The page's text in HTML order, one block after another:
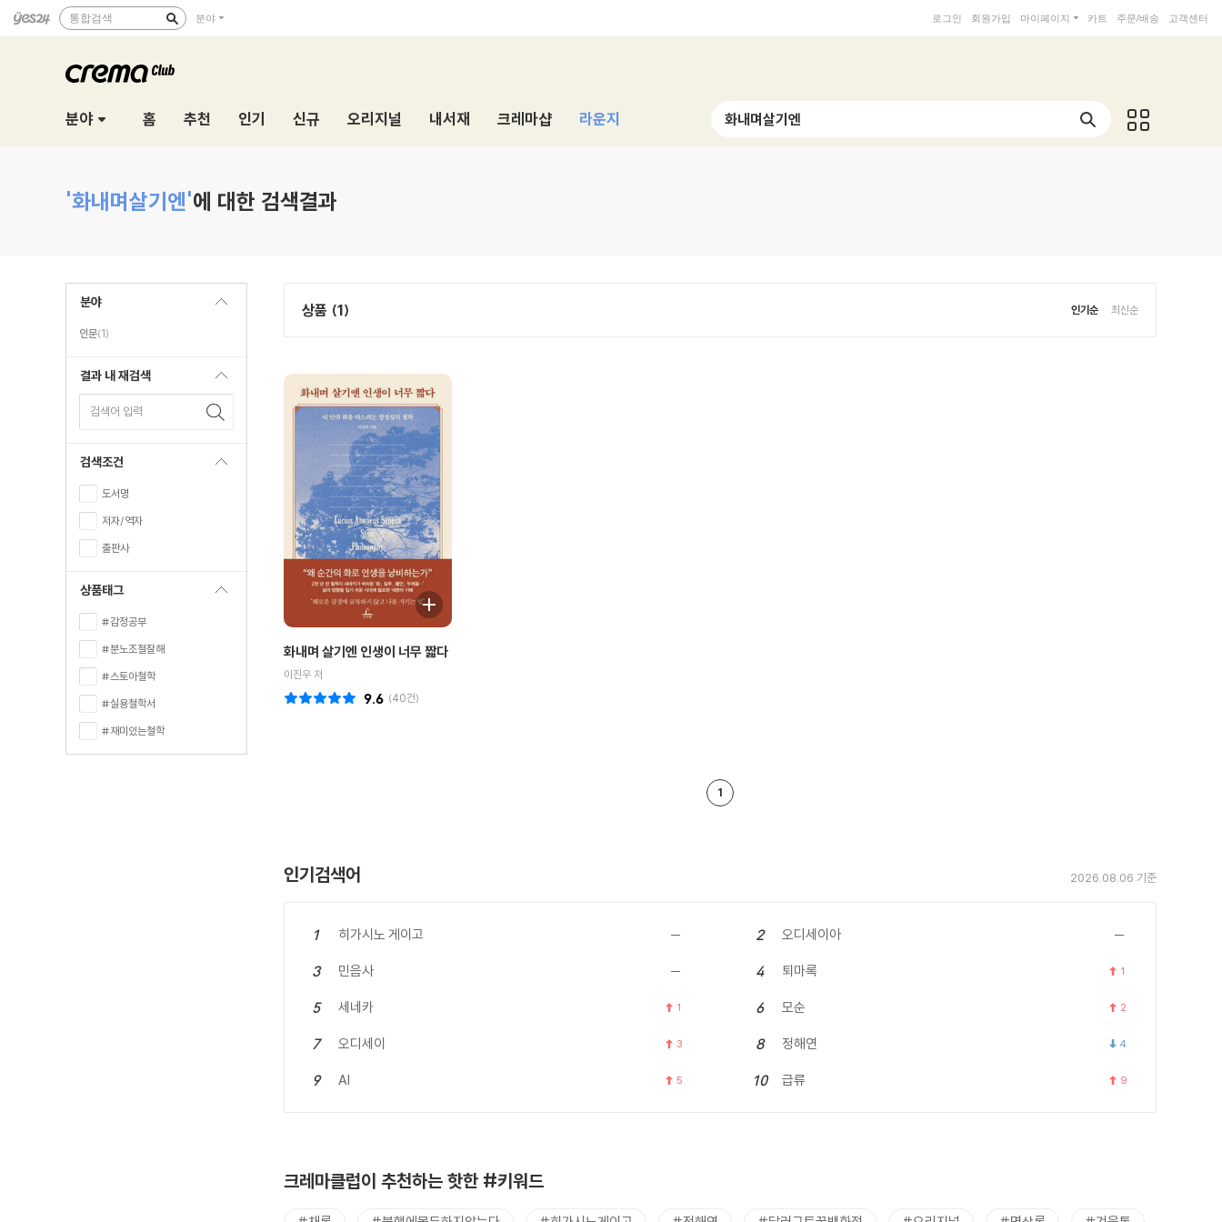
통합검색 분야 로그인 회원가입 마이페이지 카트 주문/배송 고객센터
분야 홈 추천 인기 신규 오리지널 내서재 크레마샵 라운지
'화내며살기엔'에 대한 검색결과
분야
인문(1)
결과 내 재검색
검색어 입력
검색조건
도서명
저자/역자
출판사
상품태그
#감정공부
#분노조절잘해
#스토아철학
#실용철학서
#재미있는철학
상품 (1) 인기순 최신순
화내며 살기엔 인생이 너무 짧다
이진우 저
(40건)
9.6
1
인기검색어 2026.08.06 기준
1 히가시노 게이고 2 오디세이아
3 민음사 4 퇴마록 1
5 세네카 1 6 모순 2
7 오디세이 3 8 정해연 4
9 AI 5 10 급류 9
크레마클럽이 추천하는 핫한 #키워드